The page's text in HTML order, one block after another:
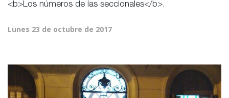
<b>Los números de las seccionales</b>.
Lunes 23 de octubre de 2017